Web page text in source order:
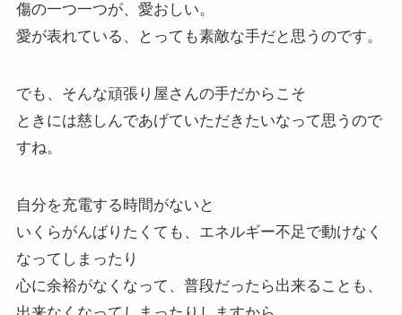
傷の一つ一つが、愛おしい。
愛が表れている、とっても素敵な手だと思うのです。
でも、そんな頑張り屋さんの手だからこそ
ときには慈しんであげていただきたいなって思うので
すね。
自分を充電する時間がないと
いくらがんばりたくても、エネルギー不足で動けなく
なってしまったり
心に余裕がなくなって、普段だったら出来ることも、